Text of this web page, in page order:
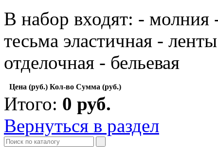
В набор входят: -
тесьма эластичная -
отделочная - бельевая
Цена (руб.) Кол-во Сумма (руб.)
Итого: 0 руб.
Вернуться в раздел